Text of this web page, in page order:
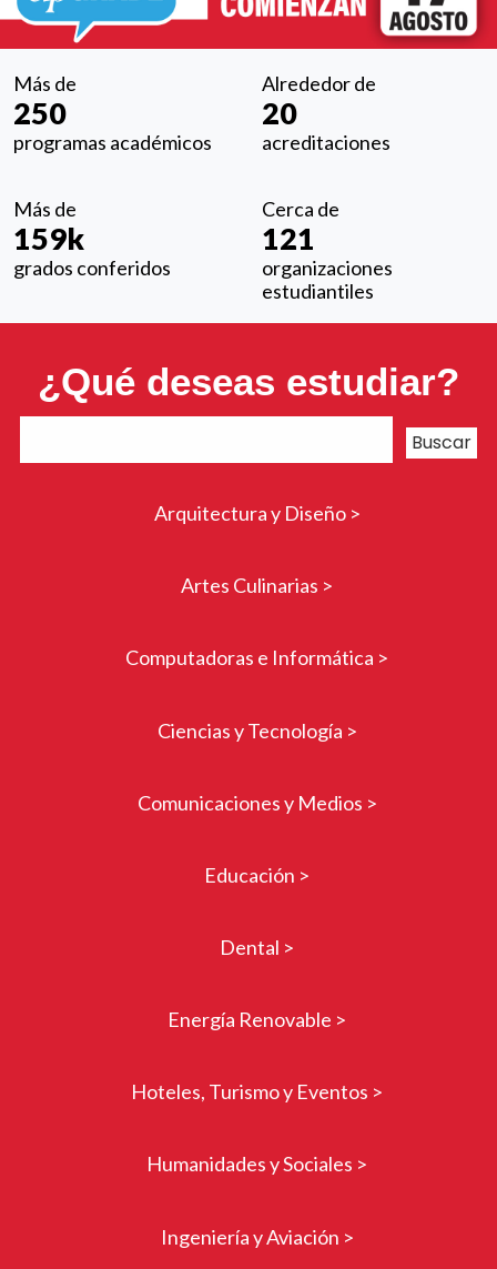
Más de
250
programas académicos
Alrededor de
20
acreditaciones
Más de
159k
grados conferidos
Cerca de
121
organizaciones
estudiantiles
¿Qué deseas estudiar?
Arquitectura y Diseño >
Artes Culinarias >
Computadoras e Informática >
Ciencias y Tecnología >
Comunicaciones y Medios >
Educación >
Dental >
Energía Renovable >
Hoteles, Turismo y Eventos >
Humanidades y Sociales >
Ingeniería y Aviación >